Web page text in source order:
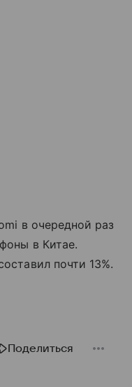
в очередной раз
в Китае.
почти 13%.
Поделиться